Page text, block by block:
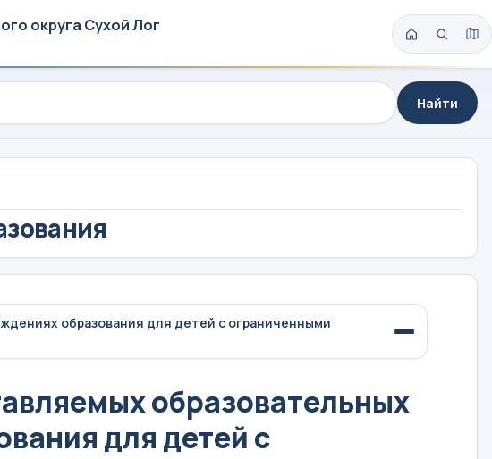
округа Сухой Лог
Найти
образования для детей с ограниченными
образовательных
для детей с